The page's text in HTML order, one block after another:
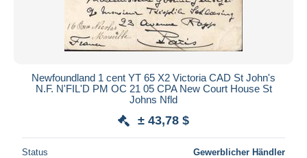
Newfoundland 1 cent YT 65 X2 Victoria CAD St John's
N.F. N'FIL'D PM OC 21 05 CPA New Court House St
Johns Nfld
± 43,78 $
Status Gewerblicher Händler